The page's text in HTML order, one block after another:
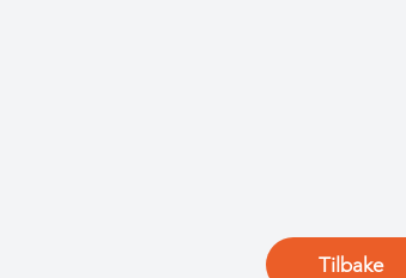
Tilbake